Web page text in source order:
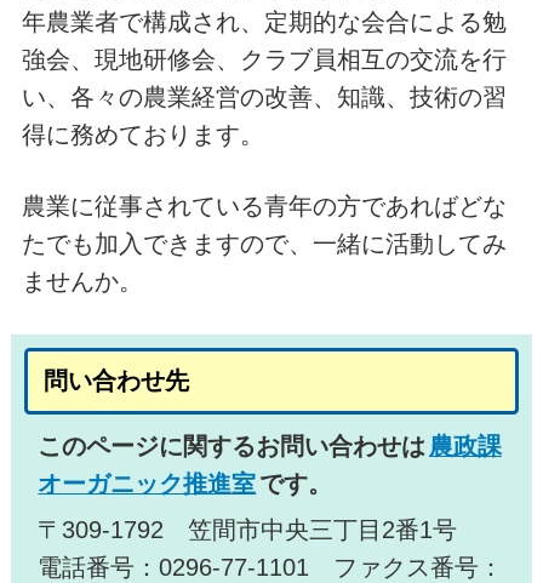
年農業者で構成され、定期的な会合による勉
強会、現地研修会、クラブ員相互の交流を行
い、各々の農業経営の改善、知識、技術の習
得に務めております。
農業に従事されている青年の方であればどな
たでも加入できますので、一緒に活動してみ
ませんか。
問い合わせ先
このページに関するお問い合わせは 農政課
オーガニック推進室です。
〒309-1792 笠間市中央三丁目2番1号
電話番号：0296-77-1101 ファクス番号：